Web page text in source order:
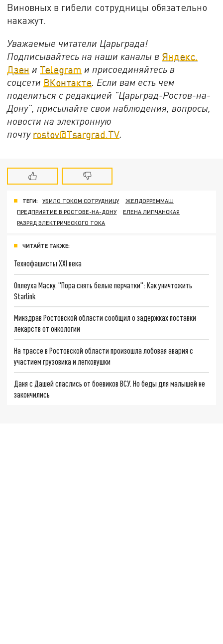
Виновных в гибели сотрудницы обязательно
накажут.
Уважаемые читатели Царьграда!
Подписывайтесь на наши каналы в Яндекс.
Дзен и Telegram и присоединяйтесь в
соцсети ВКонтакте . Если вам есть чем
поделиться с редакцией "Царьград-Ростов-на-
Дону", присылайте свои наблюдения, вопросы,
новости на электронную
почту rostov@Tsargrad.ТV
ТЕГИ: УБИЛО ТОКОМ СОТРУДНИЦУ
ЖЕЛДОРРЕММАШ
ПРЕДПРИЯТИЕ В РОСТОВЕ-НА-ДОНУ
ЕЛЕНА ЛИПЧАНСКАЯ
РАЗРЯД ЭЛЕКТРИЧЕСКОГО ТОКА
ЧИТАЙТЕ ТАКЖЕ:
Технофашисты XXI века
Оплеуха Маску. "Пора снять белые перчатки": Как уничтожить
Starlink
Минздрав Ростовской области сообщил о задержках поставки
лекарств от онкологии
На трассе в Ростовской области произошла лобовая авария с
участием грузовика и легковушки
Даня с Дашей спаслись от боевиков ВСУ. Но беды для малышей не
закончились